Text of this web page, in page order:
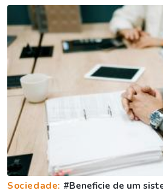
Sociedade: #Beneficie de um